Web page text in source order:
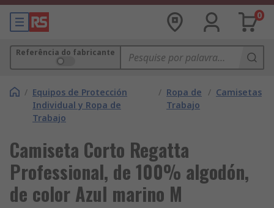
0
Referência do fabricante
/ Equipos de Protección
Individual y Ropa de
Trabajo
/ Ropa de
Trabajo
/ Camisetas
Camiseta Corto Regatta
Professional, de 100% algodón,
de color Azul marino M